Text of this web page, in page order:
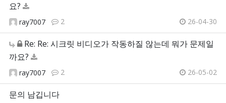
요?
ray7007 2 26-04-30
Re: Re: 시크릿 비디오가 작동하질 않는데 뭐가 문제일
까요?
ray7007 2 26-05-02
문의 남깁니다